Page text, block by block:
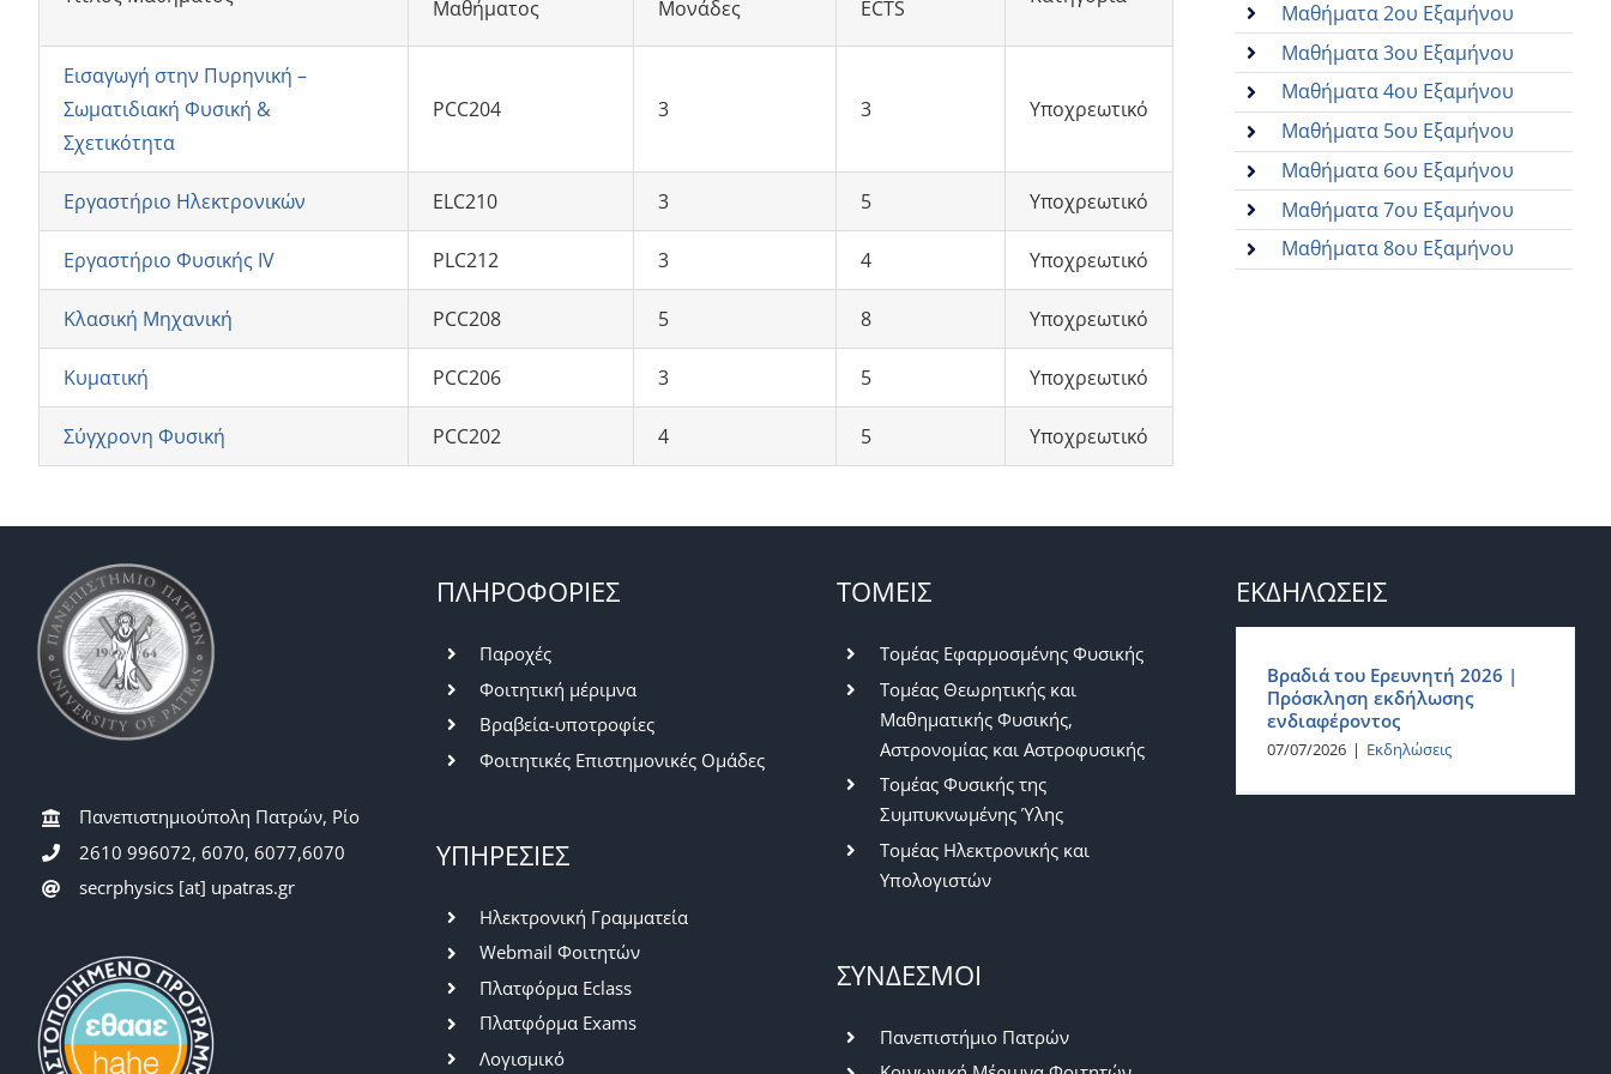
Μαθήματος
Μονάδες
ECTS
Εισαγωγή στην Πυρηνική –
Σωματιδιακή Φυσική &
Σχετικότητα
PCC204 3 3 Υποχρεωτικό
Εργαστήριο Ηλεκτρονικών ELC210 3 5 Υποχρεωτικό
Εργαστήριο Φυσικής IV PLC212 3 4 Υποχρεωτικό
Κλασική Μηχανική PCC208 5 8 Υποχρεωτικό
Κυματική PCC206 3 5 Υποχρεωτικό
Σύγχρονη Φυσική PCC202 4 5 Υποχρεωτικό
Μαθήματα 2ου Εξαμήνου
Μαθήματα 3ου Εξαμήνου
Μαθήματα 4ου Εξαμήνου
Μαθήματα 5ου Εξαμήνου
Μαθήματα 6ου Εξαμήνου
Μαθήματα 7ου Εξαμήνου
Μαθήματα 8ου Εξαμήνου
Πανεπιστημιούπολη Πατρών, Ρίο
2610 996072, 6070, 6077,6070
secrphysics [at] upatras.gr
ΠΛΗΡΟΦΟΡΙΕΣ
Παροχές
Φοιτητική μέριμνα
Βραβεία-υποτροφίες
Φοιτητικές Επιστημονικές Ομάδες
ΥΠΗΡΕΣΙΕΣ
Ηλεκτρονική Γραμματεία
Webmail Φοιτητών
Πλατφόρμα Eclass
Πλατφόρμα Exams
Λογισμικό
ΤΟΜΕΙΣ
Τομέας Εφαρμοσμένης Φυσικής
Τομέας Θεωρητικής και
Μαθηματικής Φυσικής,
Αστρονομίας και Αστροφυσικής
Τομέας Φυσικής της
Συμπυκνωμένης Ύλης
Τομέας Ηλεκτρονικής και
Υπολογιστών
ΣΥΝΔΕΣΜΟΙ
Πανεπιστήμιο Πατρών
ΕΚΔΗΛΩΣΕΙΣ
Βραδιά του Ερευνητή 2026 |
Πρόσκληση εκδήλωσης
ενδιαφέροντος
07/07/2026 | Εκδηλώσεις